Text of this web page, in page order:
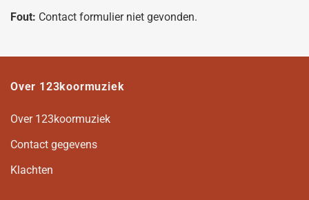
Fout: Contact formulier niet gevonden.
Over 123koormuziek
Over 123koormuziek
Contact gegevens
Klachten